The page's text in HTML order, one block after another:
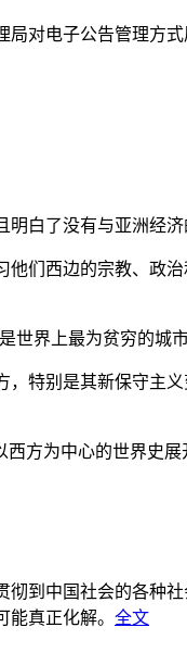
局对电子公告管理方
白了没有与亚洲经
他们西边的宗教、政
世界上最为贫穷的城
，特别是其新保守主
西方为中心的世界史
彻到中国社会的各种
真正化解。 全文